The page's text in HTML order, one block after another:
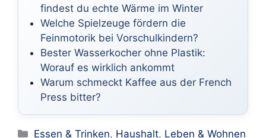
findest du echte Wärme im Winter
Welche Spielzeuge fördern die
Feinmotorik bei Vorschulkindern?
Bester Wasserkocher ohne Plastik:
Worauf es wirklich ankommt
Warum schmeckt Kaffee aus der French
Press bitter?
Kategorien
Essen & Trinken, Haushalt, Leben & Wohnen